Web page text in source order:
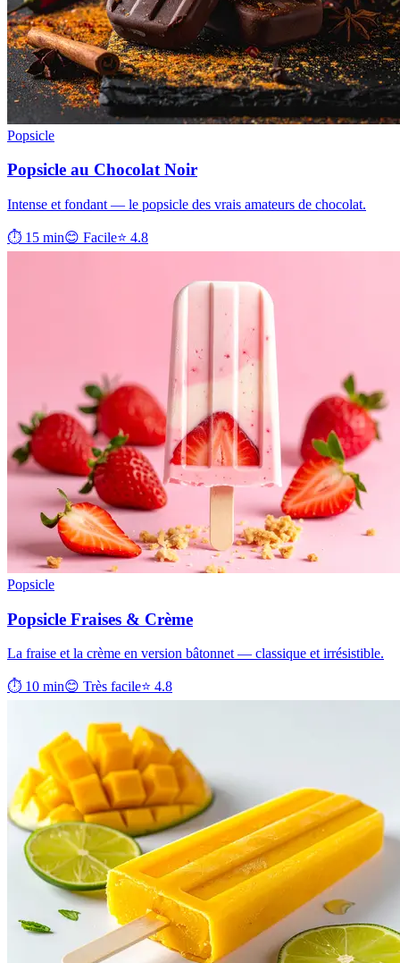
Popsicle
Popsicle au Chocolat Noir
Intense et fondant — le popsicle des vrais amateurs de chocolat.
⏱ 15 min😊 Facile⭐ 4.8
Popsicle
Popsicle Fraises & Crème
La fraise et la crème en version bâtonnet — classique et irrésistible.
⏱ 10 min😊 Très facile⭐ 4.8